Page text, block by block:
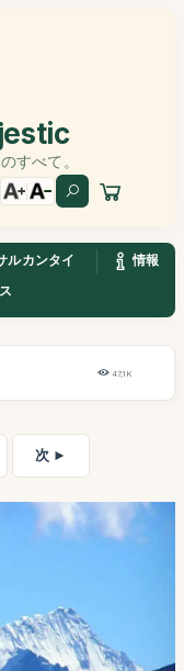
すべて。
ルカンタイ
情報
47,1K
次 ►